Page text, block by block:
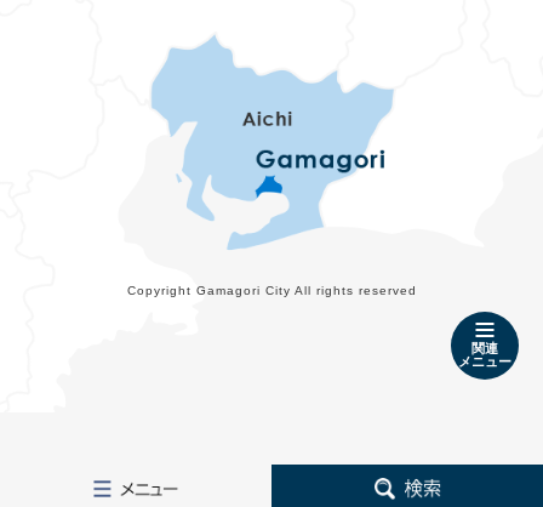
関連
メニュー
Copyright Gamagori City All rights reserved